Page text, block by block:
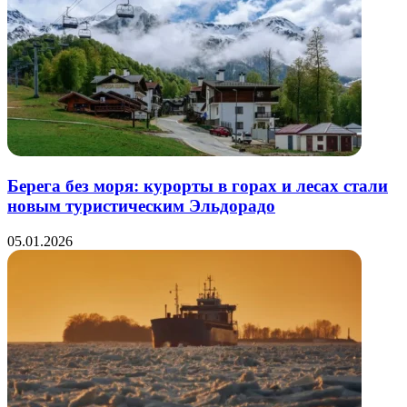
Берега без моря: курорты в горах и лесах стали
новым туристическим Эльдорадо
05.01.2026